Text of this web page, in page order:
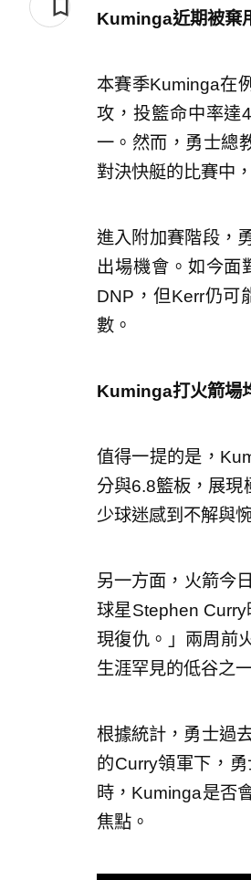
Kuminga近期被棄
本賽季Kuminga在
攻，投籃命中率達
一。然而，勇士總
對決快艇的比賽中
進入附加賽階段，
出場機會。如今面
DNP，但Kerr仍可
數。
Kuminga打火箭
值得一提的是，
分與6.8籃板，展現
少球迷感到不解與
另一方面，火箭今
球星Stephen
現復仇。」兩周前
生涯罕見的低谷之
根據統計，勇士過
的Curry領軍下，
時，Kuminga是否
焦點。